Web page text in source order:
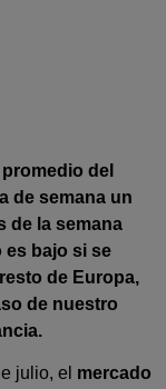
del
de semana un
de la semana
es bajo si se
de Europa,
de nuestro
julio, el mercado